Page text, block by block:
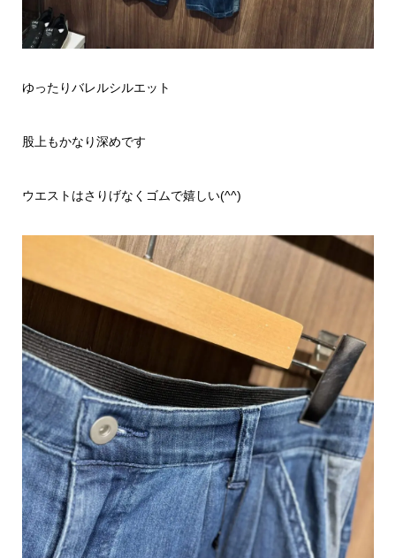
ゆったりバレルシルエット
股上もかなり深めです
ウエストはさりげなくゴムで嬉しい(^^)